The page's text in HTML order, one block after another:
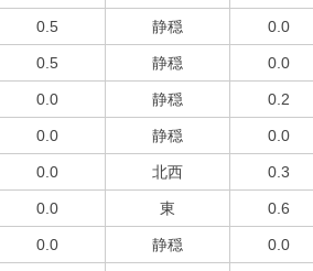
0.5 静穏 0.0
0.5 静穏 0.0
0.0 静穏 0.2
0.0 静穏 0.0
0.0 北西 0.3
0.0 東 0.6
0.0 静穏 0.0